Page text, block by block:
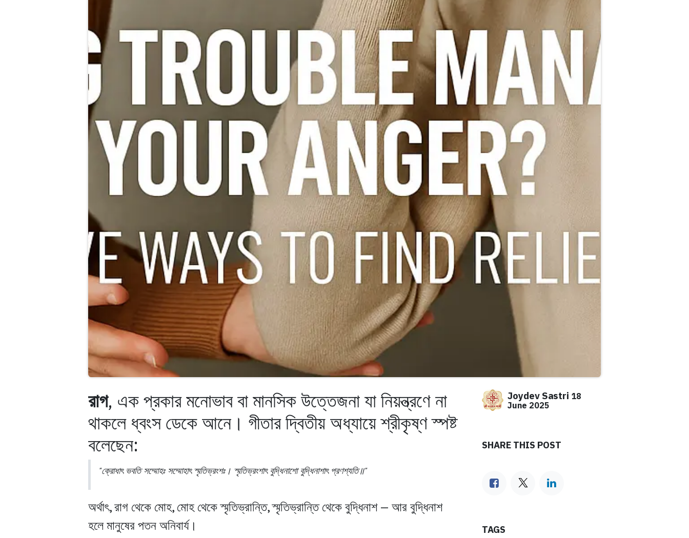
রাগ, এক প্রকার মনোভাব বা মানসিক উত্তেজনা যা নিয়ন্ত্রণে না
থাকলে ধ্বংস ডেকে আনে। গীতার দ্বিতীয় অধ্যায়ে শ্রীকৃষ্ণ স্পষ্ট
বলেছেন:
"ক্রোধাৎ ভবতি সম্মোহঃ সম্মোহাৎ স্মৃতিভ্রংশঃ। স্মৃতিভ্রংশাৎ বুদ্ধিনাশো বুদ্ধিনাশাৎ প্রণশ্যতি॥"
অর্থাৎ, রাগ থেকে মোহ, মোহ থেকে স্মৃতিভ্রান্তি, স্মৃতিভ্রান্তি থেকে বুদ্ধিনাশ — আর বুদ্ধিনাশ
হলে মানুষের পতন অনিবার্য।
Joydev Sastri 18
June 2025
SHARE THIS POST
TAGS